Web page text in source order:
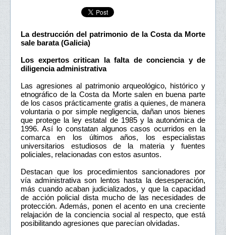
La destrucción del patrimonio de la Costa da Morte
sale barata (Galicia)
Los expertos critican la falta de conciencia y de
diligencia administrativa
Las agresiones al patrimonio arqueológico, histórico y
etnográfico de la Costa da Morte salen en buena parte
de los casos prácticamente gratis a quienes, de manera
voluntaria o por simple negligencia, dañan unos bienes
que protege la ley estatal de 1985 y la autonómica de
1996. Así lo constatan algunos casos ocurridos en la
comarca en los últimos años, los especialistas
universitarios estudiosos de la materia y fuentes
policiales, relacionadas con estos asuntos.
Destacan que los procedimientos sancionadores por
vía administrativa son lentos hasta la desesperación,
más cuando acaban judicializados, y que la capacidad
de acción policial dista mucho de las necesidades de
protección. Además, ponen el acento en una creciente
relajación de la conciencia social al respecto, que está
posibilitando agresiones que parecían olvidadas.